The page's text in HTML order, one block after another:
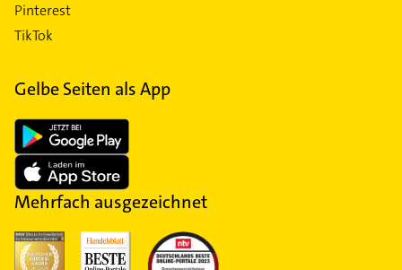
Pinterest
TikTok
Gelbe Seiten als App
Mehrfach ausgezeichnet